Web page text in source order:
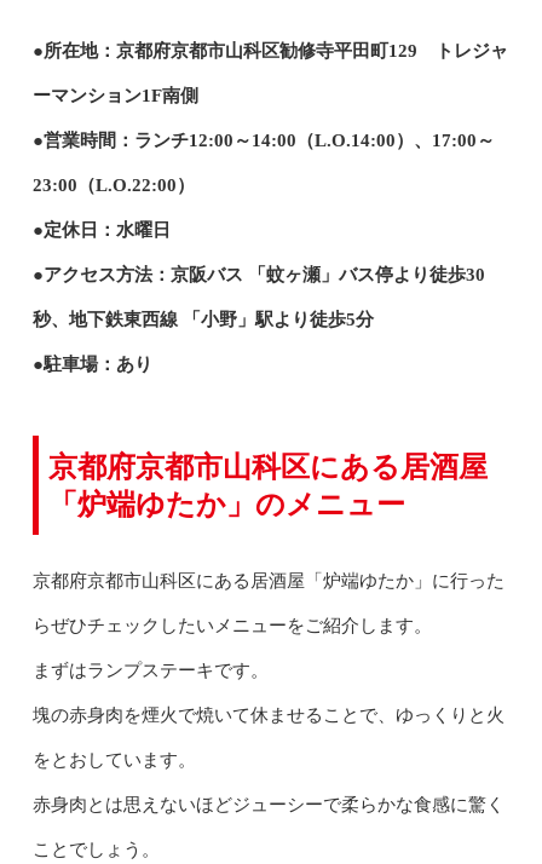
●所在地：京都府京都市山科区勧修寺平田町129 トレジャ
ーマンション1F南側
●営業時間：ランチ12:00～14:00（L.O.14:00）、17:00～
23:00（L.O.22:00）
●定休日：水曜日
●アクセス方法：京阪バス 「蚊ヶ瀬」バス停より徒歩30
秒、地下鉄東西線 「小野」駅より徒歩5分
●駐車場：あり
京都府京都市山科区にある居酒屋
「炉端ゆたか」のメニュー
京都府京都市山科区にある居酒屋「炉端ゆたか」に行った
らぜひチェックしたいメニューをご紹介します。
まずはランプステーキです。
塊の赤身肉を煙火で焼いて休ませることで、ゆっくりと火
をとおしています。
赤身肉とは思えないほどジューシーで柔らかな食感に驚く
ことでしょう。